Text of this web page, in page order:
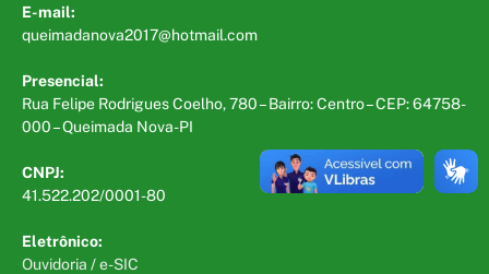
E-mail:
queimadanova2017@hotmail.com
Presencial:
Rua Felipe Rodrigues Coelho, 780 – Bairro: Centro – CEP: 64758-
000 – Queimada Nova-PI
CNPJ:
41.522.202/0001-80
Eletrônico:
Ouvidoria /e-SIC